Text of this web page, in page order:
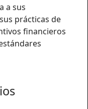
a sus
prácticas de
financieros